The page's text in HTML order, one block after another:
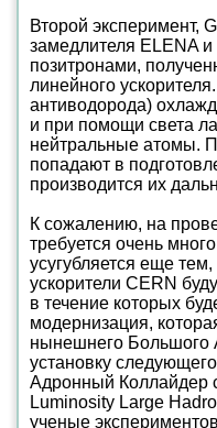
Второй эксперимент,
замедлителя ELENA и
позитронами,
линейного
антиводорода)
и при помощи света
нейтральные атомы.
попадают в
производится их
К сожалению, на
требуется очень
усугубляется еще
ускорители CERN
в течение которых
модернизация,
нынешнего Большого
установку
Адронный Коллайдер
Luminosity Large
ученые